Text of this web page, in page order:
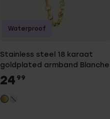
Stainless steel 18 karaat
goldplated armband Blanche
24 99
Waterproof